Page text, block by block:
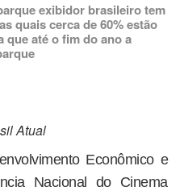
exibidor brasileiro tem
quais cerca de 60% estão
que até o fim do ano a
Atual
Econômico e
Nacional do Cinema